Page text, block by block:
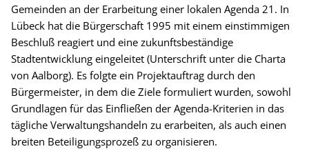
Gemeinden an der Erarbeitung einer lokalen Agenda 21. In
Lübeck hat die Bürgerschaft 1995 mit einem einstimmigen
Beschluß reagiert und eine zukunftsbeständige
Stadtentwicklung eingeleitet (Unterschrift unter die Charta
von Aalborg). Es folgte ein Projektauftrag durch den
Bürgermeister, in dem die Ziele formuliert wurden, sowohl
Grundlagen für das Einfließen der Agenda-Kriterien in das
tägliche Verwaltungshandeln zu erarbeiten, als auch einen
breiten Beteiligungsprozeß zu organisieren.